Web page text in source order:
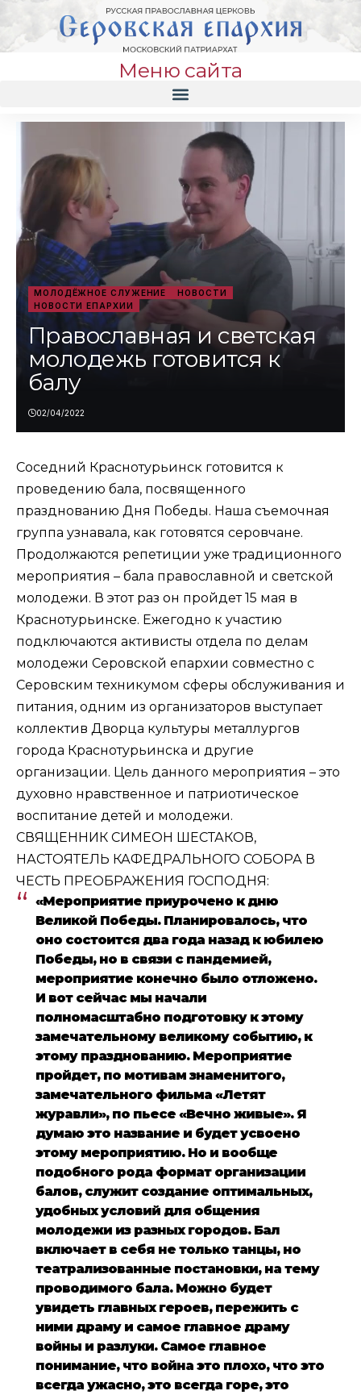
Меню сайта
МОЛОДЁЖНОЕ СЛУЖЕНИЕ
НОВОСТИ
НОВОСТИ ЕПАРХИИ
Православная и светская
молодежь готовится к
балу
02/04/2022
Соседний Краснотурьинск готовится к
проведению бала, посвященного
празднованию Дня Победы. Наша съемочная
группа узнавала, как готовятся серовчане.
Продолжаются репетиции уже традиционного
мероприятия – бала православной и светской
молодежи. В этот раз он пройдет 15 мая в
Краснотурьинске. Ежегодно к участию
подключаются активисты отдела по делам
молодежи Серовской епархии совместно с
Серовским техникумом сферы обслуживания и
питания, одним из организаторов выступает
коллектив Дворца культуры металлургов
города Краснотурьинска и другие
организации. Цель данного мероприятия – это
духовно нравственное и патриотическое
воспитание детей и молодежи.
СВЯЩЕННИК СИМЕОН ШЕСТАКОВ,
НАСТОЯТЕЛЬ КАФЕДРАЛЬНОГО СОБОРА В
ЧЕСТЬ ПРЕОБРАЖЕНИЯ ГОСПОДНЯ:
«Мероприятие приурочено к дню
Великой Победы. Планировалось, что
оно состоится два года назад к юбилею
Победы, но в связи с пандемией,
мероприятие конечно было отложено.
И вот сейчас мы начали
полномасштабно подготовку к этому
замечательному великому событию, к
этому празднованию. Мероприятие
пройдет, по мотивам знаменитого,
замечательного фильма «Летят
журавли», по пьесе «Вечно живые». Я
думаю это название и будет усвоено
этому мероприятию. Но и вообще
подобного рода формат организации
балов, служит создание оптимальных,
удобных условий для общения
молодежи из разных городов. Бал
включает в себя не только танцы, но
театрализованные постановки, на тему
проводимого бала. Можно будет
увидеть главных героев, пережить с
ними драму и самое главное драму
войны и разлуки. Самое главное
понимание, что война это плохо, что это
всегда ужасно, это всегда горе, это